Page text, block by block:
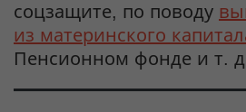
соцзащите, по поводу
из материнского
Пенсионном фонде и т.